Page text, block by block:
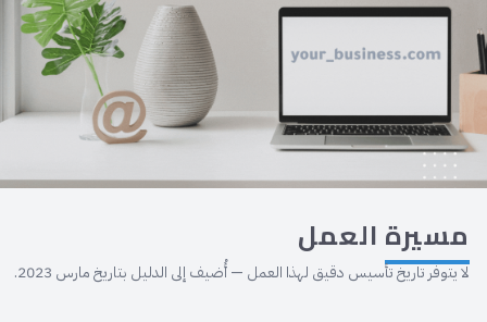
مسيرة العمل
لا يتوفر تاريخ تأسيس دقيق لهذا العمل — أُضيف إلى الدليل بتاريخ مارس 2023.